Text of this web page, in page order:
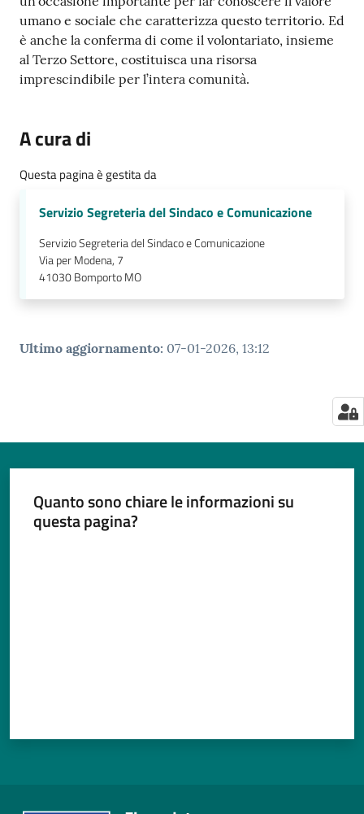
umano e sociale che caratterizza questo territorio. Ed
è anche la conferma di come il volontariato, insieme
al Terzo Settore, costituisca una risorsa
imprescindibile per l’intera comunità.
A cura di
Questa pagina è gestita da
Servizio Segreteria del Sindaco e Comunicazione
Servizio Segreteria del Sindaco e Comunicazione
Via per Modena, 7
41030Bomporto MO
Ultimo aggiornamento: 07-01-2026, 13:12
Quanto sono chiare le informazioni su
questa pagina?